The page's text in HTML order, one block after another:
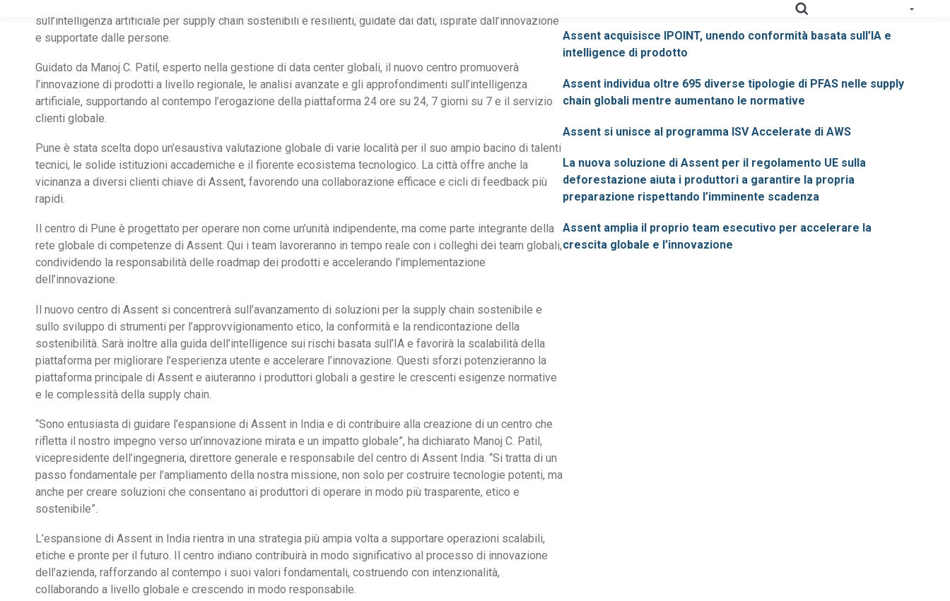
Conformità del prodotto
Scopri le nostre soluzioni per ottenere dalla tua catena di approvvigionamento dati standardizzati, convalidati e
utilizzabili sulla conformità dei prodotti.Scopri le nostre soluzioni
RoHS
approvvigionamento per semplificare la conformità.
TSCA
Migliora la crescita con la nostra soluzione di
conformità TSCA.
Prop
65
Scopri i dati della catena di approvvigionamento per
soddisfare i requisiti di etichettatura.
PFAS
e preparati per il successo.
PPWRsupporto dei requisiti in continua evoluzione previsti
dalla normativa EPR.
materiale
genoma di produzione.
Regolamento UE
sui dispositivi
medici
Scopri la soluzione MDR dell'UE e come ti
aiuta a scoprire i rischi nascosti di
conformità.
SCIP
completa della tua catena di approvvigionamento.
sull’intelligenza artificiale per supply chain sostenibili e resilienti, guidate dai dati, ispirate dall’innovazione
e supportate dalle persone.
Guidato da Manoj C. Patil, esperto nella gestione di data center globali, il nuovo centro promuoverà
l’innovazione di prodotti a livello regionale, le analisi avanzate e gli approfondimenti sull’intelligenza
artificiale, supportando al contempo l’erogazione della piattaforma 24 ore su 24, 7 giorni su 7 e il servizio
clienti globale.
Pune è stata scelta dopo un’esaustiva valutazione globale di varie località per il suo ampio bacino di talenti
tecnici, le solide istituzioni accademiche e il fiorente ecosistema tecnologico. La città offre anche la
vicinanza a diversi clienti chiave di Assent, favorendo una collaborazione efficace e cicli di feedback più
rapidi.
Il centro di Pune è progettato per operare non come un’unità indipendente, ma come parte integrante della
rete globale di competenze di Assent. Qui i team lavoreranno in tempo reale con i colleghi dei team globali,
condividendo la responsabilità delle roadmap dei prodotti e accelerando l’implementazione
dell’innovazione.
Il nuovo centro di Assent si concentrerà sull’avanzamento di soluzioni per la supply chain sostenibile e
sullo sviluppo di strumenti per l’approvvigionamento etico, la conformità e la rendicontazione della
sostenibilità. Sarà inoltre alla guida dell’intelligence sui rischi basata sull’IA e favorirà la scalabilità della
piattaforma per migliorare l’esperienza utente e accelerare l’innovazione. Questi sforzi potenzieranno la
piattaforma principale di Assent e aiuteranno i produttori globali a gestire le crescenti esigenze normative
e le complessità della supply chain.
“Sono entusiasta di guidare l’espansione di Assent in India e di contribuire alla creazione di un centro che
rifletta il nostro impegno verso un’innovazione mirata e un impatto globale”, ha dichiarato Manoj C. Patil,
vicepresidente dell’ingegneria, direttore generale e responsabile del centro di Assent India. “Si tratta di un
passo fondamentale per l’ampliamento della nostra missione, non solo per costruire tecnologie potenti, ma
anche per creare soluzioni che consentano ai produttori di operare in modo più trasparente, etico e
sostenibile”.
L’espansione di Assent in India rientra in una strategia più ampia volta a supportare operazioni scalabili,
etiche e pronte per il futuro. Il centro indiano contribuirà in modo significativo al processo di innovazione
dell’azienda, rafforzando al contempo i suoi valori fondamentali, costruendo con intenzionalità,
collaborando a livello globale e crescendo in modo responsabile.
Assent acquisisce IPOINT, unendo conformità basata sull’IA e
intelligence di prodotto
Assent individua oltre 695 diverse tipologie di PFAS nelle supply
chain globali mentre aumentano le normative
Assent si unisce al programma ISV Accelerate di AWS
La nuova soluzione di Assent per il regolamento UE sulla
deforestazione aiuta i produttori a garantire la propria
preparazione rispettando l’imminente scadenza
Assent amplia il proprio team esecutivo per accelerare la
crescita globale e l’innovazione